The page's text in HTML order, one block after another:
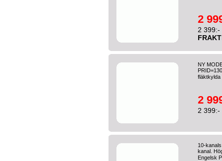
2
2 399:-
NY
2
2 399:-
10-
kanal.
Engelsk